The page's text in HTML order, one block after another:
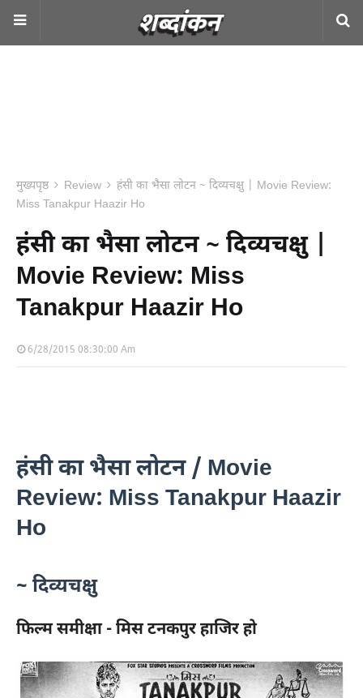
मुख्यपृष्ठ Review
हंसी का भैसा लोटन ~ दिव्यचक्षु | Movie Review:
Miss Tanakpur Haazir Ho
हंसी का भैसा लोटन ~ दिव्यचक्षु |
Movie Review: Miss
Tanakpur Haazir Ho
6/28/2015 08:30:00 Am
हंसी का भैसा लोटन / Movie
Review: Miss Tanakpur Haazir
Ho
~ दिव्यचक्षु
फिल्म समीक्षा -मिस टनकपुर हाजिर हो